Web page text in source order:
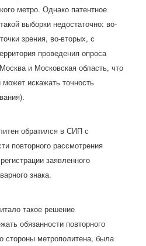
метро. Однако патентное
выборки недостаточно: во-
зрения, во-вторых, с
проведения опроса
и Московская область, что
искажать точность
обратился в СИП с
повторного рассмотрения
заявленного
знака.
такое решение
обязанности повторного
стороны метрополитена, была